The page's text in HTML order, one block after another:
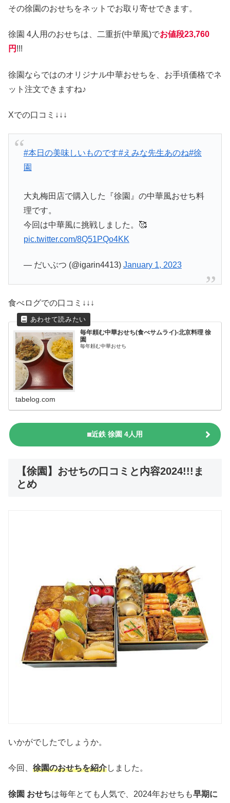
その徐園のおせちをネットでお取り寄せできます。
徐園 4人用のおせちは、二重折(中華風)でお値段23,760
円 !!!
徐園ならではのオリジナル中華おせちを、お手頃価格でネ
ット注文できますね♪
Xでの口コミ↓↓↓
#本日の美味しいものです#えみな先生あのね#徐
園
大丸梅田店で購入した『徐園』の中華風おせち料
理です。
今回は中華風に挑戦しました。🥰
pic.twitter.com/8Q51PQo4KK
— だいぶつ (@igarin4413) January 1, 2023
食べログでの口コミ↓↓↓
毎年頼む中華おせち(食べサムライ)-北京料理 徐
園
毎年頼む中華おせち
tabelog.com
近鉄 徐園 4人用
【徐園】おせちの口コミと内容2024!!!ま
とめ
いかがでしたでしょうか。
今回、 徐園のおせちを紹介しました。
徐園 おせちは毎年とても人気で、2024年おせちも早期に